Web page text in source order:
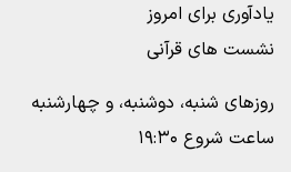
یادآوری برای امروز
نشست های قرآنی
روزهای شنبه، دوشنبه، و چهارشنبه
ساعت شروع ۱۹:۳۰